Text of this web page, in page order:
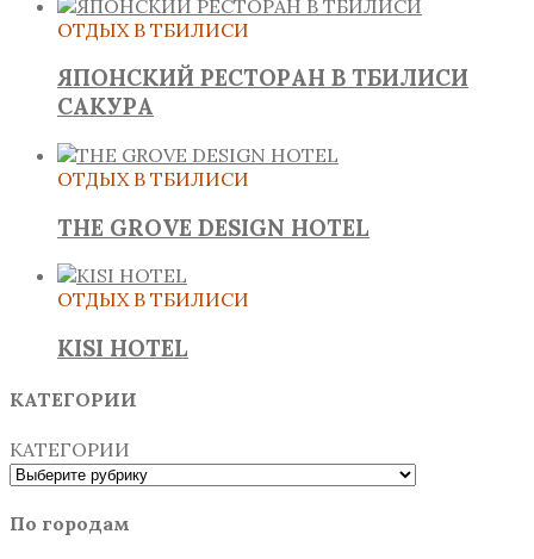
ОТДЫХ В ТБИЛИСИ
ЯПОНСКИЙ РЕСТОРАН В ТБИЛИСИ
САКУРА
ОТДЫХ В ТБИЛИСИ
THE GROVE DESIGN HOTEL
ОТДЫХ В ТБИЛИСИ
KISI HOTEL
КАТЕГОРИИ
КАТЕГОРИИ
По городам